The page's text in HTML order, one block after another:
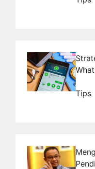
Kilat
Tips